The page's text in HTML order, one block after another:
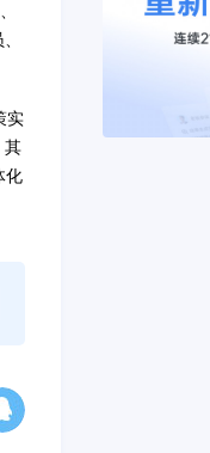
实
其
化